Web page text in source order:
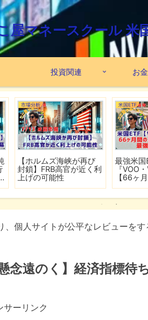
屋マネースクール 米
投資関連 お
市場分析
【ホルムズ海峡が再び
封鎖】FRB高官が近く利
上げの可能性
米国ETF
最強米国
『VOO
【66ヶ
個人サイトが公平なレビューを
念遠のく】経済指標待
サーリンク